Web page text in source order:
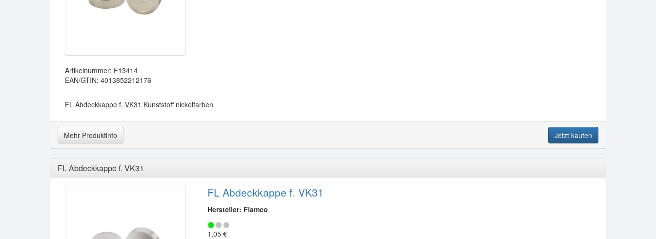
Artikelnummer: F13414
EAN/GTIN: 4013852212176
FL Abdeckkappe f. VK31 Kunststoff nickelfarben
Mehr Produktinfo Jetzt kaufen
FL Abdeckkappe f. VK31
FL Abdeckkappe f. VK31
Hersteller: Flamco
1,05 €